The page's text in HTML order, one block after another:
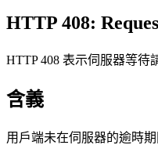
HTTP 408:
HTTP 408 表示伺服器等待
含義
用戶端未在伺服器的逾時